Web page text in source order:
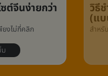
ต์จีนง่ายกว่า
งไม่กี่คลิก
ม
วิธี
(แ
สำหรั